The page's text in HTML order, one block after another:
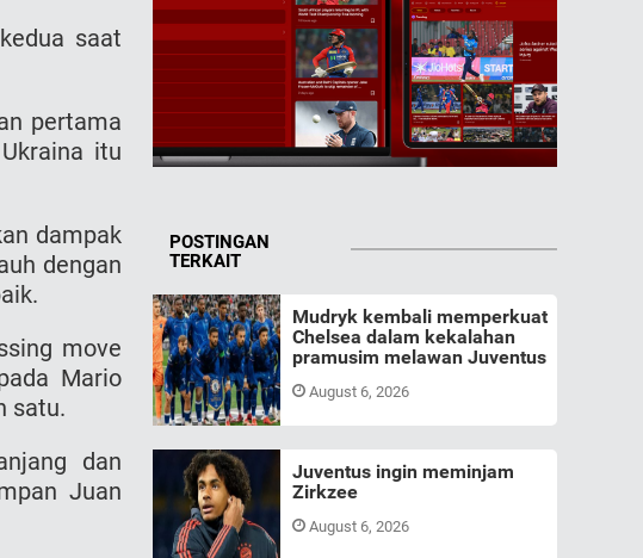
saat
pertama
itu
dampak
dengan
move
Mario
satu.
dan
Juan
POSTINGAN
TERKAIT
Mudryk kembali memperkuat
Chelsea dalam kekalahan
pramusim melawan Juventus
August 6, 2026
Juventus ingin meminjam
Zirkzee
August 6, 2026